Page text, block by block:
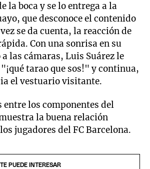
la boca y se lo entrega a la
que desconoce el contenido
se da cuenta, la reacción de
Con una sonrisa en su
las cámaras, Luis Suárez le
tarao que sos!" y continua,
el vestuario visitante.
entre los componentes del
la buena relación
jugadores del FC Barcelona.
TE PUEDE INTERESAR